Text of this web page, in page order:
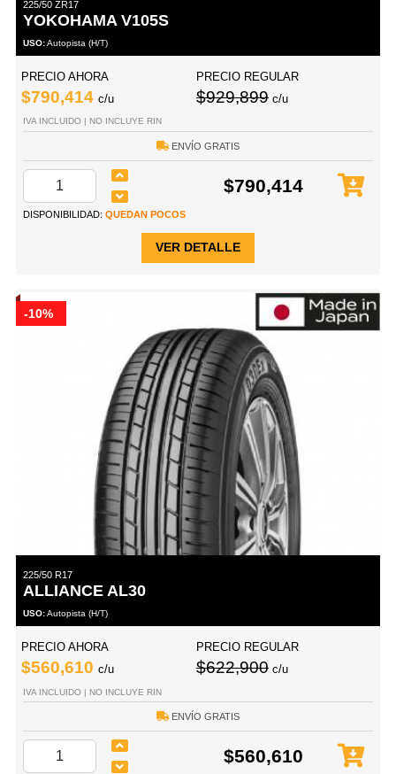
225/50 ZR17
YOKOHAMA V105S
USO:Autopista (H/T)
PRECIO AHORA
$790,414 c/u
PRECIO REGULAR
$929,899 c/u
IVA INCLUIDO | NO INCLUYE RIN
ENVÍO GRATIS
$790,414
DISPONIBILIDAD: QUEDAN POCOS
VER DETALLE
-10%
225/50 R17
ALLIANCE AL30
USO:Autopista (H/T)
PRECIO AHORA
$560,610 c/u
PRECIO REGULAR
$622,900 c/u
IVA INCLUIDO | NO INCLUYE RIN
ENVÍO GRATIS
$560,610